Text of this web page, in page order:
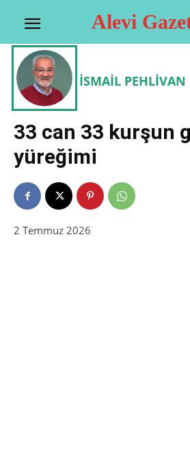
Alevi
İSMAIL PEHLIVAN
33 can 33 kurşun
yüreğimi
2 Temmuz 2026